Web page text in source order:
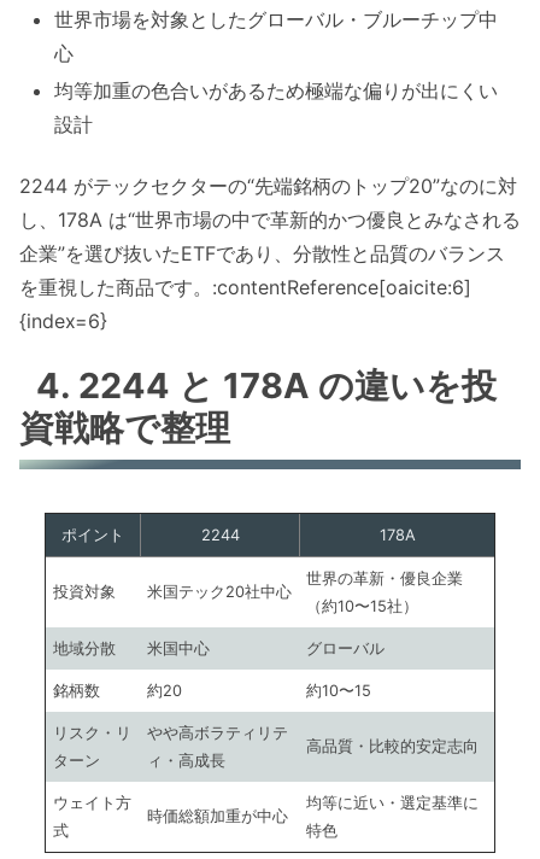
世界市場を対象としたグローバル・ブルーチップ中
心
均等加重の色合いがあるため極端な偏りが出にくい
設計
2244 がテックセクターの“先端銘柄のトップ20”なのに対
し、178A は“世界市場の中で革新的かつ優良とみなされる
企業”を選び抜いたETFであり、分散性と品質のバランス
を重視した商品です。:contentReference[oaicite:6]
{index=6}
4. 2244 と 178A の違いを投
資戦略で整理
ポイント 2244 178A
投資対象 米国テック20社中心
世界の革新・優良企業
（約10〜15社）
地域分散 米国中心 グローバル
銘柄数 約20 約10〜15
リスク・リ
ターン
やや高ボラティリテ
ィ・高成長
高品質・比較的安定志向
ウェイト方
式
時価総額加重が中心
均等に近い・選定基準に
特色